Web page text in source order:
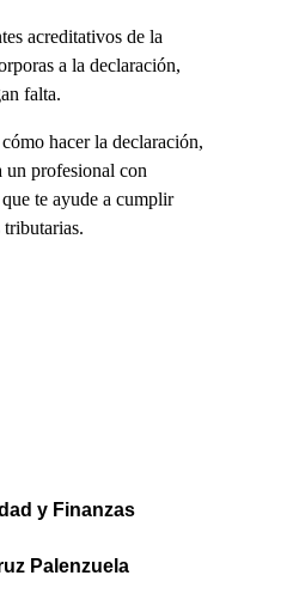
acreditativos de la
a la declaración,
falta.
hacer la declaración,
un profesional con
te ayude a cumplir
y Finanzas
Palenzuela